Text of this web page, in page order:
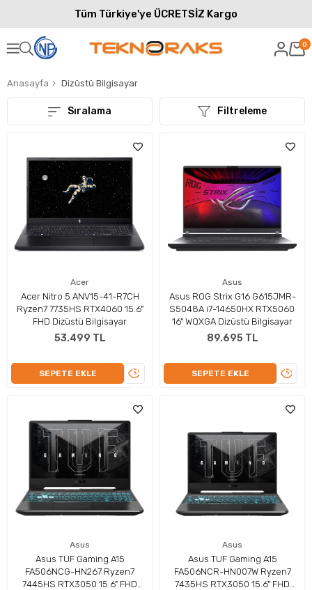
Tüm Türkiye'ye ÜCRETSİZ Kargo
0
Anasayfa Dizüstü Bilgisayar
Filtreleme
Sıralama
Acer
Acer Nitro 5 ANV15-41-R7CH
Ryzen7 7735HS RTX4060 15.6"
FHD Dizüstü Bilgisayar
53.499 TL
SEPETE EKLE
ÜRÜNÜ
Asus
Asus ROG Strix G16 G615JMR-
S5048A i7-14650HX RTX5060
16" WQXGA Dizüstü Bilgisayar
89.695 TL
SEPETE EKLE
Asus
Asus TUF Gaming A15
FA506NCG-HN267 Ryzen7
7445HS RTX3050 15.6" FHD
Asus
Asus TUF Gaming A15
FA506NCR-HN007W Ryzen7
7435HS RTX3050 15.6" FHD